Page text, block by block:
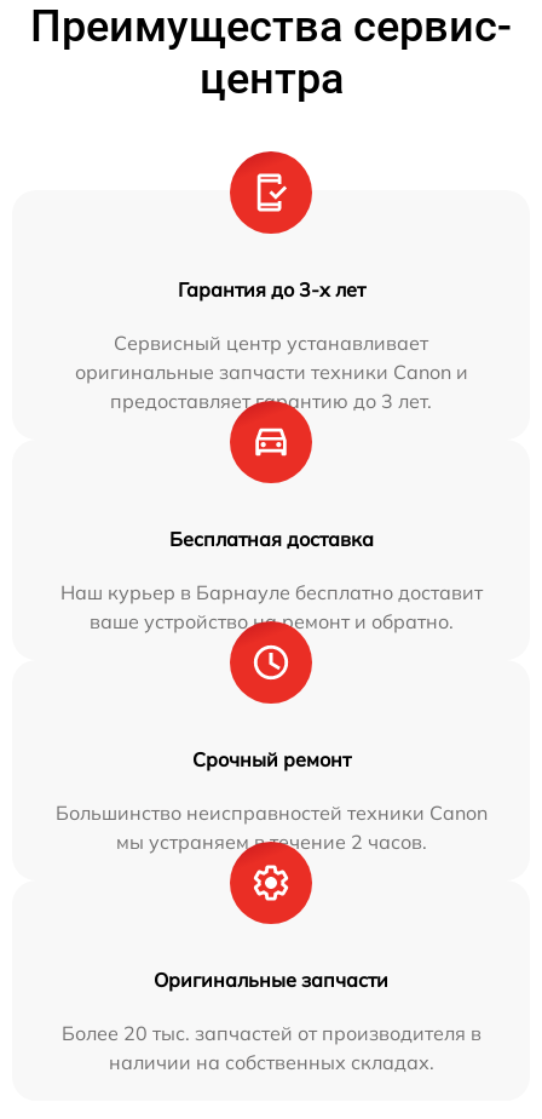
Преимущества сервис-
центра
Гарантия до 3-х лет
Сервисный центр устанавливает
оригинальные запчасти техники Canon и
предоставляет гарантию до 3 лет.
Бесплатная доставка
Наш курьер в Барнауле бесплатно доставит
ваше устройство на ремонт и обратно.
Срочный ремонт
Большинство неисправностей техники Canon
мы устраняем в течение 2 часов.
Оригинальные запчасти
Более 20 тыс. запчастей от производителя в
наличии на собственных складах.